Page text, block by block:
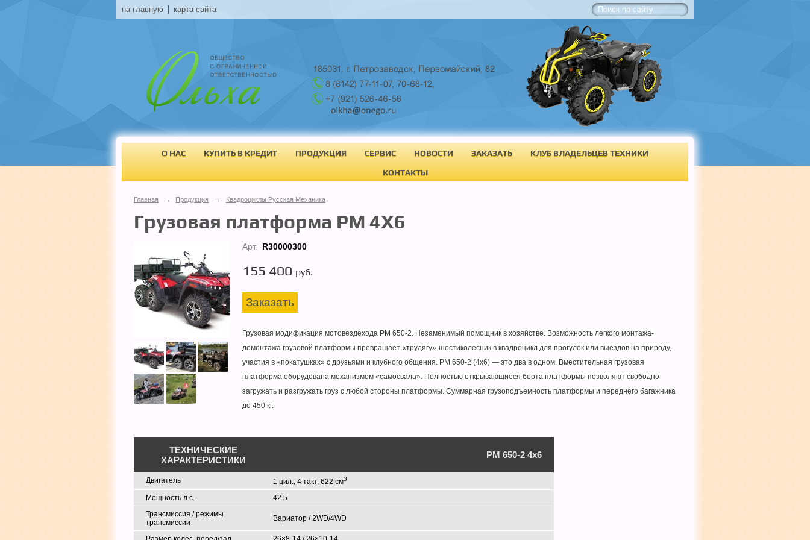
на главную карта сайта
О НАС КУПИТЬ В КРЕДИТ ПРОДУКЦИЯ СЕРВИС НОВОСТИ ЗАКАЗАТЬ
КЛУБ ВЛАДЕЛЬЦЕВ ТЕХНИКИ
КОНТАКТЫ
Главная → Продукция → Квадроциклы Русская Механика
Грузовая платформа РМ 4Х6
Арт. R30000300
155 400 руб.
Заказать
Грузовая модификация мотовездехода РМ 650-2. Незаменимый помощник в хозяйстве. Возможность легкого монтажа-
демонтажа грузовой платформы превращает «трудягу»-шестиколесник в квадроцикл для прогулок или выездов на природу,
участия в «покатушках» с друзьями и клубного общения. РМ 650-2 (4х6) — это два в одном. Вместительная грузовая
платформа оборудована механизмом «самосвала». Полностью открывающиеся борта платформы позволяют свободно
загружать и разгружать груз с любой стороны платформы. Суммарная грузоподъемность платформы и переднего багажника
до 450 кг.
ТЕХНИЧЕСКИЕ
ХАРАКТЕРИСТИКИ
РМ 650-2 4x6
Двигатель 1 цил., 4 такт, 622 см3
Мощность л.с.
42.5
Трансмиссия / режимы
трансмиссии
Вариатор / 2WD/4WD